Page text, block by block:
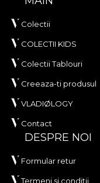
Colectii
COLECTII KIDS
Colectii Tablouri
Creeaza-ti produsul
VLADIØLOGY
Contact
DESPRE NOI
Formular retur
Termeni si conditii